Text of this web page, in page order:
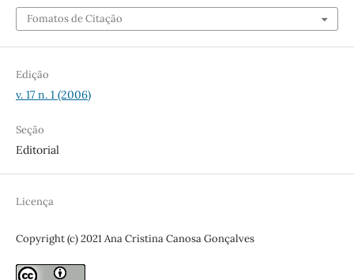
Fomatos de Citação
Edição
v. 17 n. 1 (2006)
Seção
Editorial
Licença
Copyright (c) 2021 Ana Cristina Canosa Gonçalves